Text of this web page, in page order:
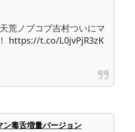
荒ノブコブ吉村ついにマ
https://t.co/L0jvPjR3zK
ン毒舌増量バージョン